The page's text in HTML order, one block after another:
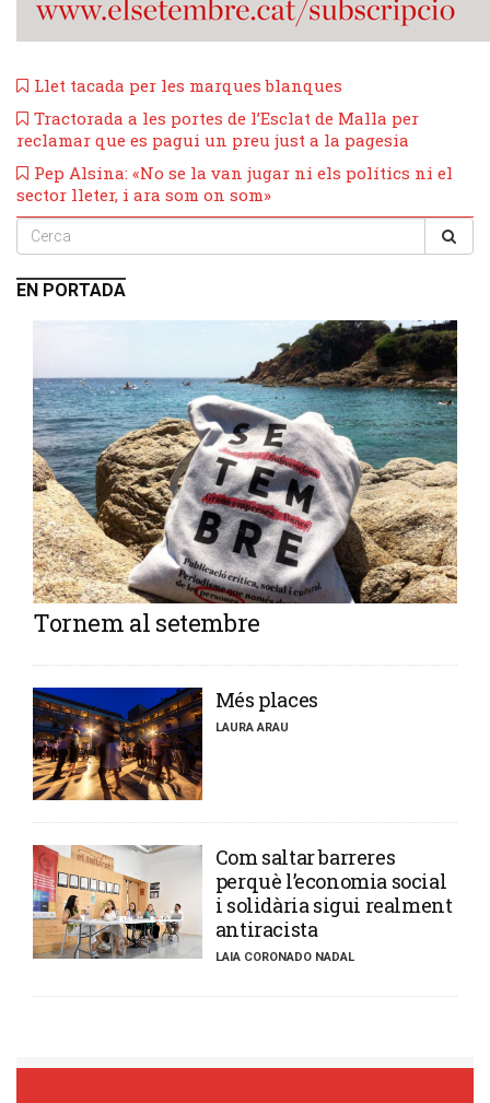
​Llet tacada per les marques blanques
Tractorada a les portes de l’Esclat de Malla per
reclamar que es pagui un preu just a la pagesia
​Pep Alsina: «No se la van jugar ni els polítics ni el
sector lleter, i ara som on som»
EN PORTADA
Tornem al setembre
​Més places
LAURA ARAU
​Com saltar barreres
perquè l’economia social
i solidària sigui realment
antiracista
LAIA CORONADO NADAL